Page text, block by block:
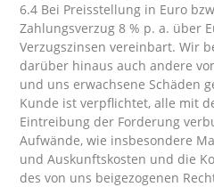
6.4 Bei Preisstellung in Euro
Zahlungsverzug 8 % p. a. über
Verzugszinsen vereinbart. Wir
darüber hinaus auch andere
und uns erwachsene Schäden
Kunde ist verpflichtet, alle mit
Eintreibung der Forderung
Aufwände, wie insbesondere
und Auskunftskosten und die
des von uns beigezogenen